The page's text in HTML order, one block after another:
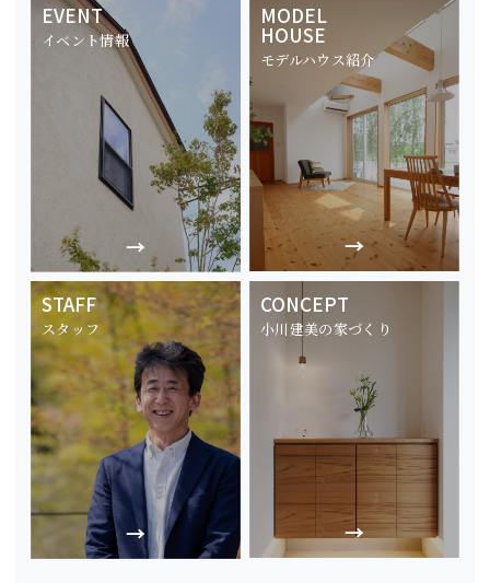
EVENT
イベント情報
MODEL
HOUSE
モデルハウス紹介
STAFF
スタッフ
CONCEPT
小川建美の家づくり